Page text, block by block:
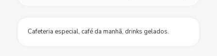
Cafeteria especial, café da manhã, drinks gelados.